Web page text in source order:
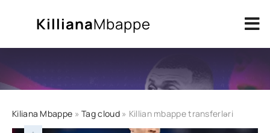
KillianaMbappe
Kiliana Mbappe »Tag cloud» Killian mbappe transferləri